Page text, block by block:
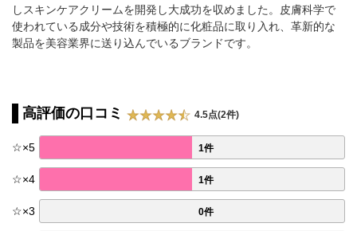
しスキンケアクリームを開発し大成功を収めました。皮膚科学で
使われている成分や技術を積極的に化粧品に取り入れ、革新的な
製品を美容業界に送り込んでいるブランドです。
高評価の口コミ 4.5点(2件)
☆×5 1件
☆×4 1件
☆×3 0件